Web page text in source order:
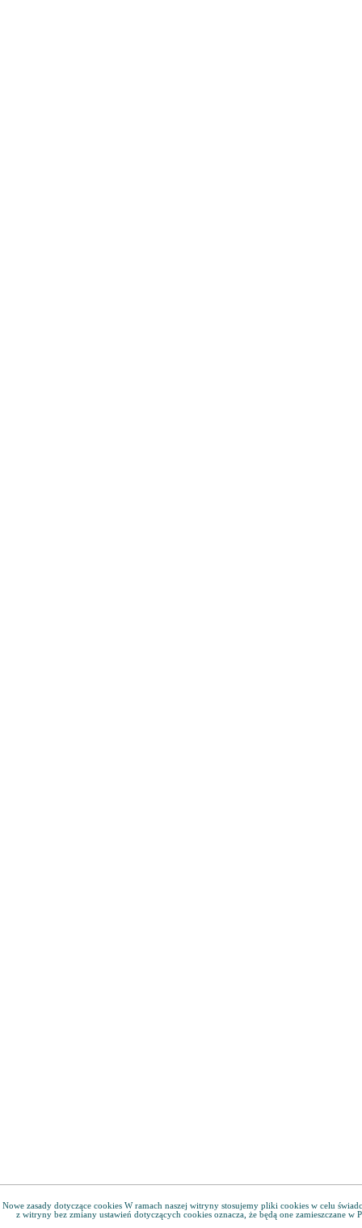
Nowe zasady dotyczące cookies W ramach naszej witryny stosujemy pliki cookies w celu
z witryny bez zmiany ustawień dotyczących cookies oznacza, że będą one zamieszczane